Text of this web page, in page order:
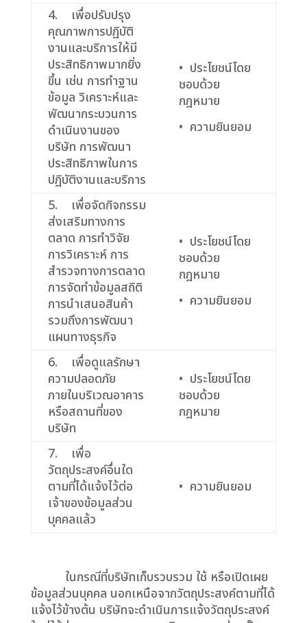
4. เพื่อปรับปรุง
คุณภาพการปฏิบัติ
งานและบริการให้มี
ประสิทธิภาพมากยิ่ง
ขึ้น เช่น การทำฐาน
ข้อมูล วิเคราะห์และ
พัฒนากระบวนการ
ดำเนินงานของ
บริษัท การพัฒนา
ประสิทธิภาพในการ
ปฏิบัติงานและบริการ
• ประโยชน์โดย
ชอบด้วย
กฎหมาย
• ความยินยอม
5. เพื่อจัดกิจกรรม
ส่งเสริมทางการ
ตลาด การทำวิจัย
การวิเคราะห์ การ
สำรวจทางการตลาด
การจัดทำข้อมูลสถิติ
การนำเสนอสินค้า
รวมถึงการพัฒนา
แผนทางธุรกิจ
• ประโยชน์โดย
ชอบด้วย
กฎหมาย
• ความยินยอม
6. เพื่อดูแลรักษา
ความปลอดภัย
ภายในบริเวณอาคาร
หรือสถานที่ของ
บริษัท
• ประโยชน์โดย
ชอบด้วย
กฎหมาย
7. เพื่อ
วัตถุประสงค์อื่นใด
ตามที่ได้แจ้งไว้ต่อ
เจ้าของข้อมูลส่วน
บุคคลแล้ว
• ความยินยอม
ในกรณีที่บริษัทเก็บรวบรวม ใช้ หรือเปิดเผย
ข้อมูลส่วนบุคคล นอกเหนือจากวัตถุประสงค์ตามที่ได้
แจ้งไว้ข้างต้น บริษัทจะดำเนินการแจ้งวัตถุประสงค์